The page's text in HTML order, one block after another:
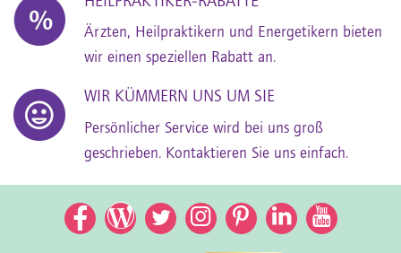
Ärzten, Heilpraktikern und Energetikern bieten
wir einen speziellen Rabatt an.
WIR KÜMMERN UNS UM SIE
Persönlicher Service wird bei uns groß
geschrieben. Kontaktieren Sie uns einfach.
Facebook
Facebook
TwitterInstagram
Pinterest
LinkedIn